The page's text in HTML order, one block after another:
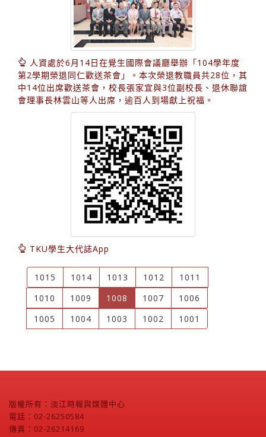
人資處於6月14日在覺生國際會議廳舉辦「104學年度
第2學期榮退同仁歡送茶會」。本次榮退教職員共28位，其
中14位出席歡送茶會，校長張家宜與3位副校長、退休聯誼
會理事長林雲山等人出席，逾百人到場獻上祝福。
TKU學生大代誌App
1015 1014 1013 1012
1011
1010
1009 1008 (current)
1007
1006
1005
1004 1003 1002 1001
版權所有：淡江時報與媒體中心
電話：02-26250584
傳真：02-26214169